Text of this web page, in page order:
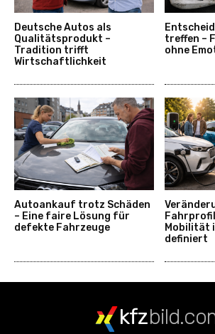
Deutsche Autos als
Qualitätsprodukt –
Tradition trifft
Wirtschaftlichkeit
treffen –
ohne
Autoankauf trotz Schäden
– Eine faire Lösung für
defekte Fahrzeuge
Fahrprofil
Mobilität
definiert
kfz